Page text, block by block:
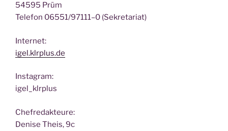
54595 Prüm
Tele­fon 06551/97111–0 (Sekre­ta­ri­at)
Inter­net:
igel.klrplus.de
Insta­gram:
igel_klrplus
Chef­re­dak­teu­re:
Deni­se Theis, 9c